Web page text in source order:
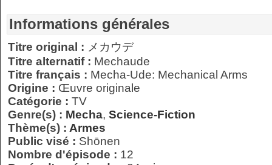
Informations générales
Titre original : メカウデ
Titre alternatif : Mechaude
Titre français : Mecha-Ude: Mechanical Arms
Origine : Œuvre originale
Catégorie : TV
Genre(s) : Mecha, Science-Fiction
Thème(s) : Armes
Public visé : Shōnen
Nombre d'épisode : 12